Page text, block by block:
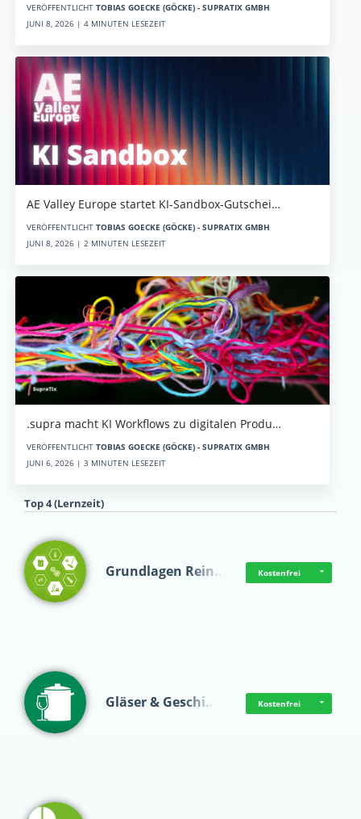
VERÖFFENTLICHT TOBIAS GOECKE (GÖCKE) - SUPRATIX GMBH
JUNI 8, 2026 | 4 MINUTEN LESEZEIT
AE Valley Europe startet KI-Sandbox-Gutschei…
VERÖFFENTLICHT TOBIAS GOECKE (GÖCKE) - SUPRATIX GMBH
JUNI 8, 2026 | 2 MINUTEN LESEZEIT
.supra macht KI Workflows zu digitalen Produ…
VERÖFFENTLICHT TOBIAS GOECKE (GÖCKE) - SUPRATIX GMBH
JUNI 6, 2026 | 3 MINUTEN LESEZEIT
Top 4 (Lernzeit)
Grundlagen Rein… Kostenfrei
Gläser & Geschi… Kostenfrei